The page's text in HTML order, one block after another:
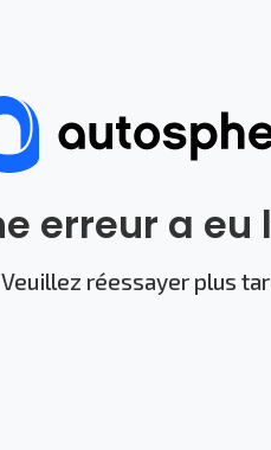
erreur a eu
Veuillez réessayer plus